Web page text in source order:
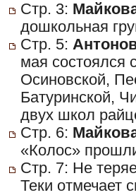
Стр. 3:
дошкольная
Стр. 5:
мая состоялся
Осиновской,
Батуринской,
двух школ
Стр. 6:
«Колос»
Стр. 7: Не
Теки отмечает